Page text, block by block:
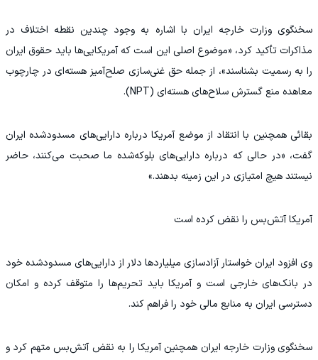
سخنگوی وزارت خارجه ایران با اشاره به وجود چندین نقطه اختلاف در
مذاکرات تأکید کرد، «موضوع اصلی این است که آمریکایی‌ها باید حقوق ایران
را به رسمیت بشناسند»، از جمله حق غنی‌سازی صلح‌آمیز هسته‌ای در چارچوب
معاهده منع گسترش سلاح‌های هسته‌ای (NPT).
بقائی همچنین با انتقاد از موضع آمریکا درباره دارایی‌های مسدودشده ایران
گفت، «در حالی که درباره دارایی‌های بلوکه‌شده ما صحبت می‌کنند، حاضر
نیستند هیچ امتیازی در این زمینه بدهند.»
آمریکا آتش‌بس را نقض کرده است
وی افزود ایران خواستار آزادسازی میلیارد‌ها دلار از دارایی‌های مسدودشده خود
در بانک‌های خارجی است و آمریکا باید تحریم‌ها را متوقف کرده و امکان
دسترسی ایران به منابع مالی خود را فراهم کند.
سخنگوی وزارت خارجه ایران همچنین آمریکا را به نقض آتش‌بس متهم کرد و